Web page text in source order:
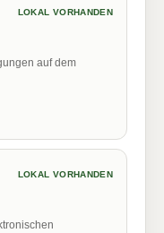
LOKAL VORHANDEN
auf dem
LOKAL VORHANDEN